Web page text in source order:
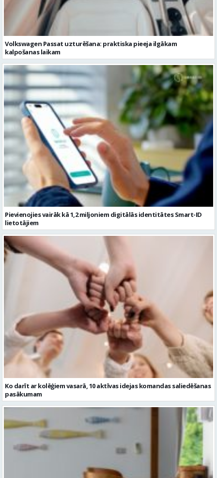
Pievienojies vairāk kā 1,2 miljoniem digitālās identitātes Smart-ID
lietotājiem
Ko darīt ar kolēģiem vasarā, 10 aktīvas idejas komandas saliedēšanas
pasākumam